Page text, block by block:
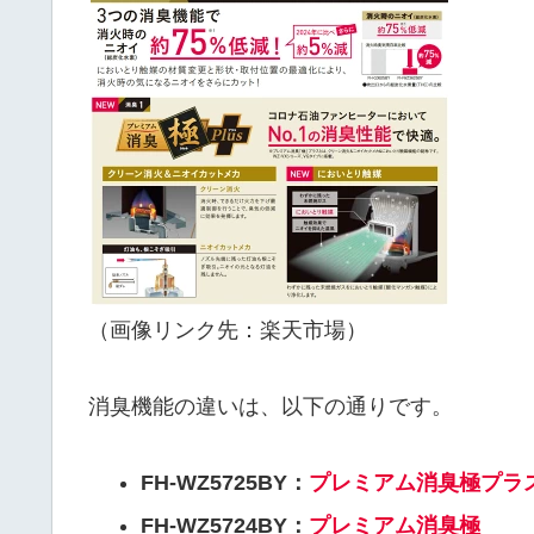
（画像リンク先：楽天市場）
消臭機能の違いは、以下の通りです。
FH-WZ5725BY： プレミアム消臭極プラ
FH-WZ5724BY： プレミアム消臭極